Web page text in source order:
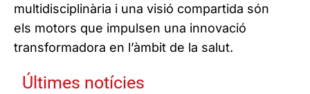
multidisciplinària i una visió compartida són
els motors que impulsen una innovació
transformadora en l’àmbit de la salut.
Últimes notícies